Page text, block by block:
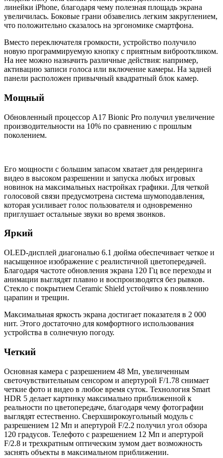
линейки iPhone, благодаря чему полезная площадь экрана
увеличилась. Боковые грани обзавелись легким закруглением,
что положительно сказалось на эргономике смартфона.
Вместо переключателя громкости, устройство получило
новую программируемую кнопку с приятным виброоткликом.
На нее можно назначить различные действия: например,
активацию записи голоса или включение камеры. На задней
панели расположен привычный квадратный блок камер.
Мощный
Обновленный процессор A17 Bionic Pro получил увеличение
производительности на 10% по сравнению с прошлым
поколением.
Его мощности с большим запасом хватает для рендеринга
видео в высоком разрешении и запуска любых игровых
новинок на максимальных настройках графики. Для четкой
голосовой связи предусмотрена система шумоподавления,
которая усиливает голос пользователя и одновременно
приглушает остальные звуки во время звонков.
Яркий
OLED-дисплей диагональю 6.1 дюйма обеспечивает четкое и
насыщенное изображение с реалистичной цветопередачей.
Благодаря частоте обновления экрана 120 Гц все переходы и
анимации выглядят плавно и воспроизводятся без рывков.
Стекло с покрытием Ceramic Shield устойчиво к появлению
царапин и трещин.
Максимальная яркость экрана достигает показателя в 2 000
нит. Этого достаточно для комфортного использования
устройства в солнечную погоду.
Четкий
Основная камера с разрешением 48 Мп, увеличенным
светочувствительным сенсором и апертурой F/1.78 снимает
четкие фото и видео в любое время суток. Технология Smart
HDR 5 делает картинку максимально приближенной к
реальности по цветопередаче, благодаря чему фотографии
выглядят естественно. Сверхширокоугольный модуль с
разрешением 12 Мп и апертурой F/2.2 получил угол обзора
120 градусов. Телефото с разрешением 12 Мп и апертурой
F/2.8 и трехкратным оптическим зумом дает возможность
заснять объекты в максимальном приближении.